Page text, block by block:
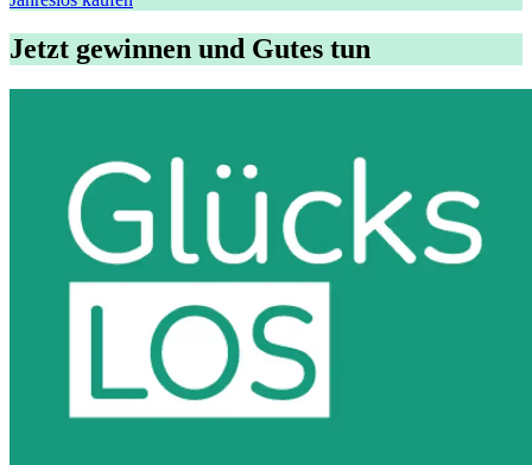
Jetzt gewinnen und Gutes tun